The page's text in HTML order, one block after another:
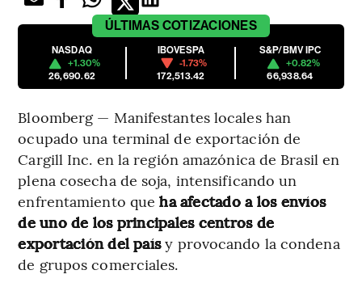
ÚLTIMAS COTIZACIONES
NASDAQ
+1.30%
26,690.62
IBOVESPA
-1.73%
172,513.42
S&P/BMV IPC
+0.82%
66,938.64
Bloomberg — Manifestantes locales han
ocupado una terminal de exportación de
Cargill Inc. en la región amazónica de Brasil en
plena cosecha de soja, intensificando un
enfrentamiento queha afectado a los envíos
de uno de los principales centros de
exportación del paísy provocando la condena
de grupos comerciales.